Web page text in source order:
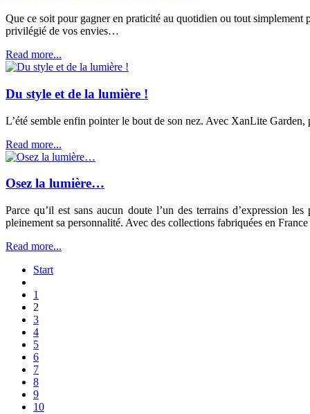
Que ce soit pour gagner en praticité au quotidien ou tout
privilégié de vos envies…
Read more...
Du style et de la lumière !
L’été semble enfin pointer le bout de son nez. Avec XanLite
Read more...
Osez la lumière…
Parce qu’il est sans aucun doute l’un des terrains d’expression
pleinement sa personnalité. Avec des collections fabriquées en
Read more...
Start
1
2
3
4
5
6
7
8
9
10